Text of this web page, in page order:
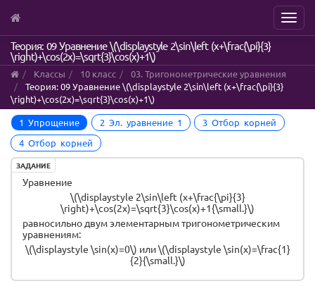
Skip
main
content
Menu
Теория: 09 Уравнение \(\displaystyle 2\sin\left (x+\frac{\pi}{3}
\right)+\cos(2x)=\sqrt{3}\cos(x)+1\)
Классы 10 класс
03. Тригонометрические уравнения
Теория: 09 Уравнение \(\displaystyle 2\sin\left (x+\frac{\pi}{3}
\right)+\cos(2x)=\sqrt{3}\cos(x)+1\)
1 Упрощение
2 Эл. уравнение 1
3 Отбор корней
4 Отбор корней
ЗАДАНИЕ
Уравнение
\(\displaystyle 2\sin\left (x+\frac{\pi}{3}
\right)+\cos(2x)=\sqrt{3}\cos(x)+1{\small.}\)
равносильно двум элементарным тригонометрическим
уравнениям:
\(\displaystyle \sin(x)=0\) или \(\displaystyle \sin(x)=\frac{1}
{2}{\small.}\)